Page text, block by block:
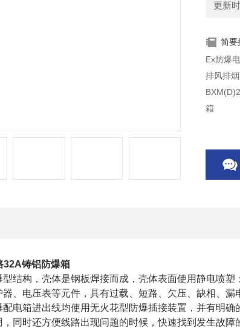
更新
简要
Ex防爆
BXM(D)22KW加压
箱
32A铸铝防爆箱
结构，壳体是钢板焊接而成，壳体表面使用静电喷塑；
、电压表等元件，具有过载、短路、欠压、缺相、
配电箱进出线均使用无火花型防爆插接装置，并有明
同时还方便线路出现问题的时候，快速找到发生故